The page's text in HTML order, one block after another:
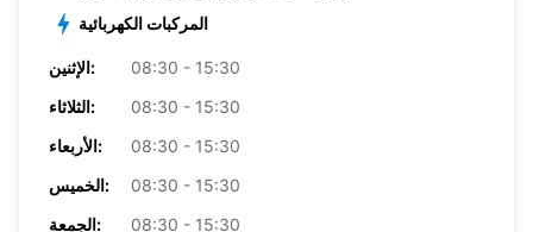
المركبات الكهربائية
الإثنين:
08:30 - 15:30
الثلاثاء:
08:30 - 15:30
الأربعاء:
08:30 - 15:30
الخميس:
08:30 - 15:30
الجمعة:
08:30 - 15:30